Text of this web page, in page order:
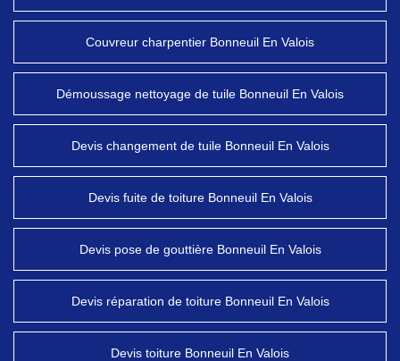
Couvreur charpentier Bonneuil En Valois
Démoussage nettoyage de tuile Bonneuil En Valois
Devis changement de tuile Bonneuil En Valois
Devis fuite de toiture Bonneuil En Valois
Devis pose de gouttière Bonneuil En Valois
Devis réparation de toiture Bonneuil En Valois
Devis toiture Bonneuil En Valois